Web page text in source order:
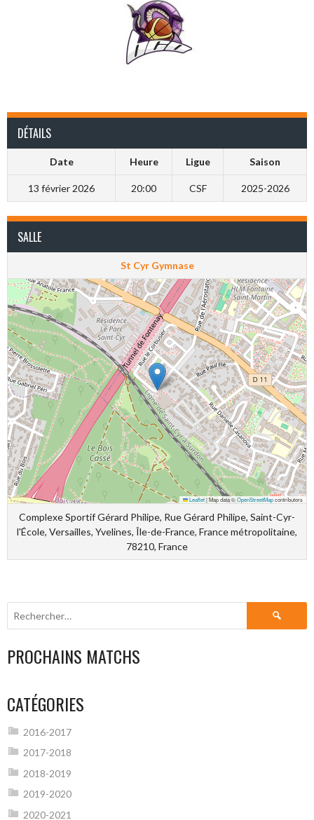
DÉTAILS
Date Heure Ligue Saison
13 février 2026 20:00 CSF 2025-2026
SALLE
St Cyr Gymnase
Leaflet|Map data ©OpenStreetMapcontributors
Complexe Sportif Gérard Philipe, Rue Gérard Philipe, Saint-Cyr-
l'École, Versailles, Yvelines, Île-de-France, France métropolitaine,
78210, France
Rechercher :
PROCHAINS MATCHS
CATÉGORIES
2016-2017
2017-2018
2018-2019
2019-2020
2020-2021